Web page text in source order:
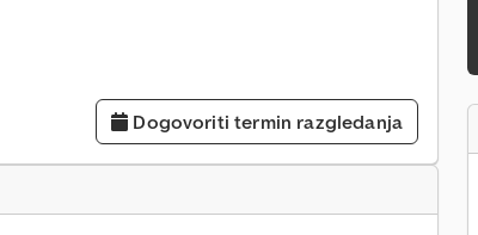
Dogovoriti termin razgledanja